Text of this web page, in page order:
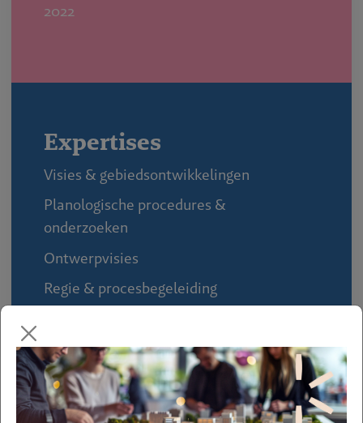
2022
Expertises
Visies & gebiedsontwikkelingen
Planologische procedures &
onderzoeken
Ontwerpvisies
Regie & procesbegeleiding